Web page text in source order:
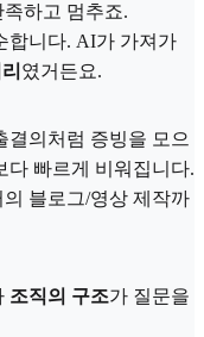
하고 멈추죠.
합니다. AI가 가져가
였거든요.
결의처럼 증빙을 모으
다 빠르게 비워집니다.
블로그/영상 제작까
조직의 구조가 질문을